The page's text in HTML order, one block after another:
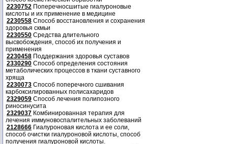
2230752 Поперечносшитые гиалуроновые
кислоты и их применение в медицине
2230558 Способ восстановления и сохранения
здоровья скмьи
2230550 Средства длительного
высвобождения, способ их получения и
применения
2230458 Поддержания здоровья суставов
2330290 Способ определения состояния
метаболических процессов в ткани суставного
хряща
2230073 Способ поперечного сшивания
карбоксилированных полисахаридов
2329059 Способ лечения полипозного
риносинусита
2329037 Комбинированная терапия для
лечения иммуновоспалительных заболеваний
2128666 Гиалуроновая кислота и ее соли,
способ очистки гиалуроновой кислоты, способ
получения гиалуроновой кислоты.